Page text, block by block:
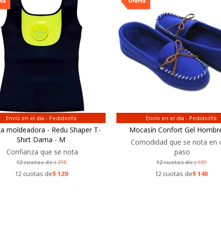
Envío en el día - PedidosYa
moldeadora - Redu Shaper T-
Shirt Dama - M
Confianza que se nota
12 cuotas de:$215
12 cuotas de$129
Envío en el día - PedidosYa
Mocasín Confort Gel
Comodidad que se nota en
paso
12 cuotas de:$199
12 cuotas de$140